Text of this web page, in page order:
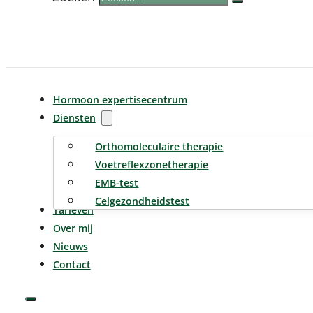
Hormoon expertisecentrum
Diensten
Orthomoleculaire therapie
Voetreflexzonetherapie
EMB-test
Celgezondheidstest
Tarieven
Over mij
Nieuws
Contact